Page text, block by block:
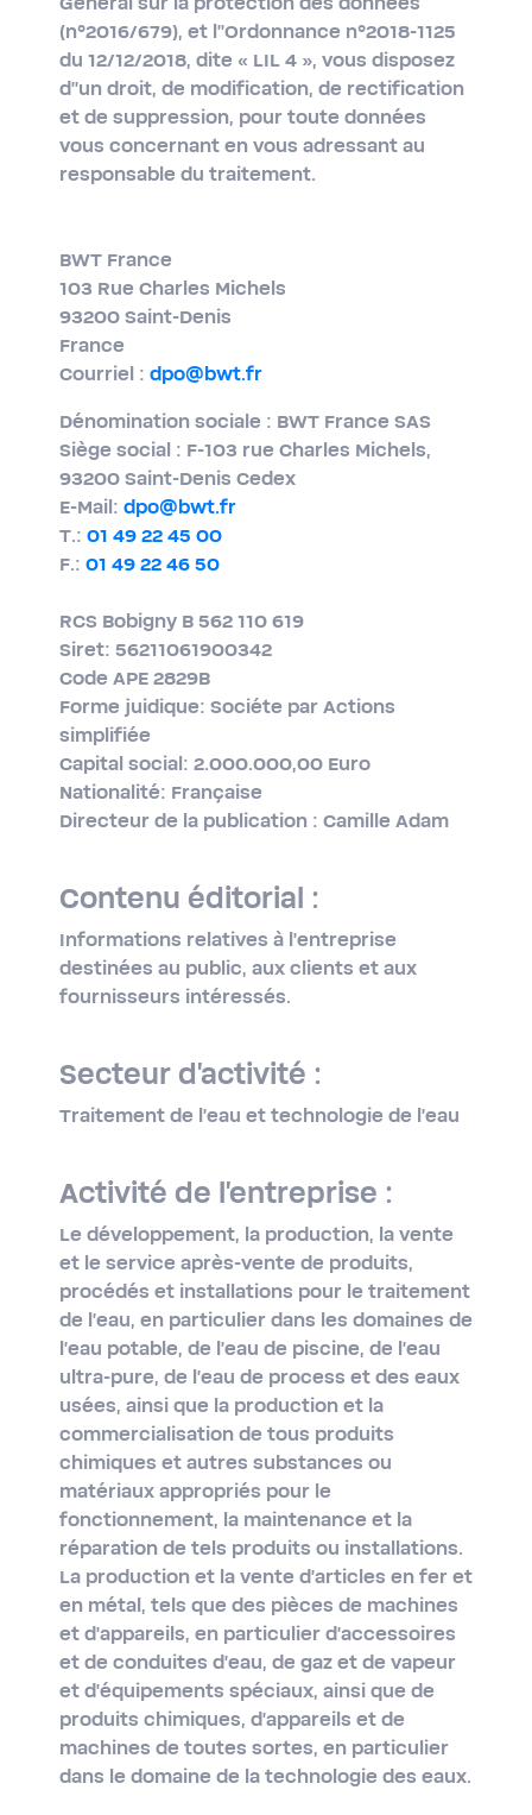
(n°2016/679), et l''Ordonnance n°2018-​1125
du 12/12/2018, dite « LIL 4 », vous disposez
d''un droit, de modification, de rectification
et de suppression, pour toute données
vous concernant en vous adressant au
responsable du traitement.
BWT France
103 Rue Charles Michels
93200 Saint-​Denis
France
Courriel : dpo@bwt.fr
Dénomination sociale : BWT France SAS
Siège social : F-103 rue Charles Michels,
93200 Saint-​Denis Cedex
E-​Mail: dpo@bwt.fr
T.: 01 49 22 45 00
F.: 01 49 22 46 50
RCS Bobigny B 562 110 619
Siret: 56211061900342
Code APE 2829B
Forme juidique: Sociéte par Actions
simplifiée
Capital social: 2.000.000,00 Euro
Nationalité: Française
Directeur de la publication : Camille Adam
Contenu éditorial :
Informations relatives à l'entreprise
destinées au public, aux clients et aux
fournisseurs intéressés.
Secteur d'activité :
Traitement de l'eau et technologie de l'eau
Activité de l'entreprise :
Le développement, la production, la vente
et le service après-​vente de produits,
procédés et installations pour le traitement
de l'eau, en particulier dans les domaines de
l'eau potable, de l'eau de piscine, de l'eau
ultra-​pure, de l'eau de process et des eaux
usées, ainsi que la production et la
commercialisation de tous produits
chimiques et autres substances ou
matériaux appropriés pour le
fonctionnement, la maintenance et la
réparation de tels produits ou installations.
La production et la vente d'articles en fer et
en métal, tels que des pièces de machines
et d'appareils, en particulier d'accessoires
et de conduites d'eau, de gaz et de vapeur
et d'équipements spéciaux, ainsi que de
produits chimiques, d'appareils et de
machines de toutes sortes, en particulier
dans le domaine de la technologie des eaux.